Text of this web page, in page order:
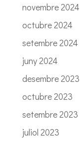
novembre 2024
octubre 2024
setembre 2024
juny 2024
desembre 2023
octubre 2023
setembre 2023
juliol 2023